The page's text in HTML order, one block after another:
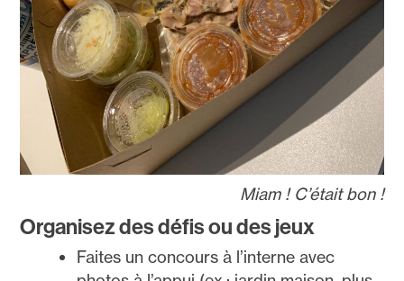
Miam ! C’était bon !
Organisez des défis ou des jeux
Faites un concours à l’interne avec